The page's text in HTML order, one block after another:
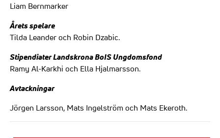
Liam Bernmarker
Årets spelare
Tilda Leander och Robin Dzabic.
Stipendiater Landskrona BoIS Ungdomsfond
Ramy Al-Karkhi och Ella Hjalmarsson.
Avtackningar
Jörgen Larsson, Mats Ingelström och Mats Ekeroth.